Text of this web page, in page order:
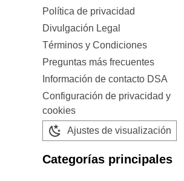
Política de privacidad
Divulgación Legal
Términos y Condiciones
Preguntas más frecuentes
Información de contacto DSA
Configuración de privacidad y
cookies
Ajustes de visualización
Categorías principales